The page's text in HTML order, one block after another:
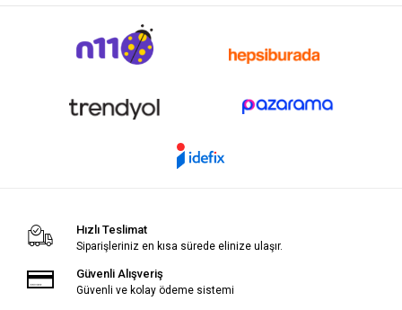
Hızlı Teslimat
Siparişleriniz en kısa sürede elinize ulaşır.
Güvenli Alışveriş
Güvenli ve kolay ödeme sistemi